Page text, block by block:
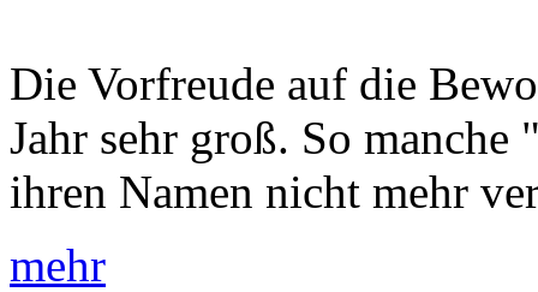
Die Vorfreude auf die
Jahr sehr groß. So
ihren Namen nicht mehr
mehr